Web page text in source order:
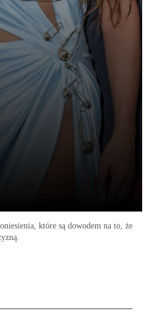
które są dowodem na to, że